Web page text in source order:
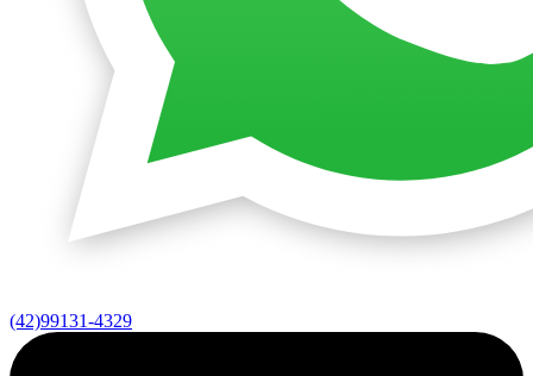
(42)99131-4329